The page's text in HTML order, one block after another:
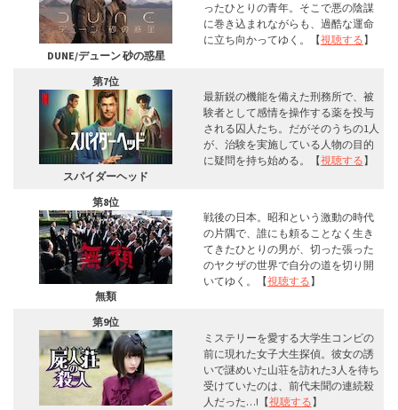
DUNE/デューン 砂の惑星
ったひとりの青年。そこで悪の陰謀
に巻き込まれながらも、過酷な運命
に立ち向かってゆく。【視聴する】
第7位
スパイダーヘッド
最新鋭の機能を備えた刑務所で、被
験者として感情を操作する薬を投与
される囚人たち。だがそのうちの1人
が、治験を実施している人物の目的
に疑問を持ち始める。【視聴する】
第8位
無類
戦後の日本。昭和という激動の時代
の片隅で、誰にも頼ることなく生き
てきたひとりの男が、切った張った
のヤクザの世界で自分の道を切り開
いてゆく。【視聴する】
第9位
ミステリーを愛する大学生コンビの
前に現れた女子大生探偵。彼女の誘
いで謎めいた山荘を訪れた3人を待ち
受けていたのは、前代未聞の連続殺
人だった…!【視聴する】